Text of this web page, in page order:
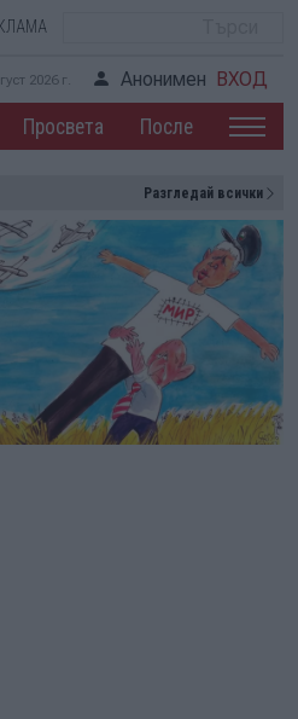
2026 г. Анонимен ВХОД
Просвета После
Разгледай всички